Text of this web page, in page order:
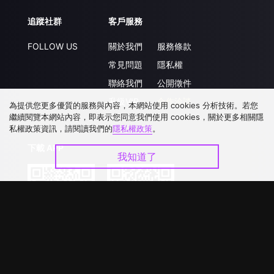
追蹤社群
FOLLOW US
客戶服務
關於我們
常見問題
聯絡我們
升級VIP
服務條款
隱私權
公開徵件
合作洽談
下載 APP
為提供您更多優質的服務與內容，本網站使用 cookies 分析技術。若您
繼續閱覽本網站內容，即表示您同意我們使用 cookies，關於更多相關隱
私權政策資訊，請閱讀我們的隱私權政策。
我知道了